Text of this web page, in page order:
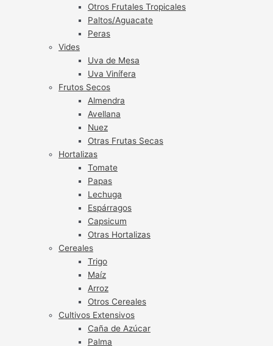
Otros Frutales Tropicales
Paltos/Aguacate
Peras
Vides
Uva de Mesa
Uva Vinífera
Frutos Secos
Almendra
Avellana
Nuez
Otras Frutas Secas
Hortalizas
Tomate
Papas
Lechuga
Espárragos
Capsicum
Otras Hortalizas
Cereales
Trigo
Maíz
Arroz
Otros Cereales
Cultivos Extensivos
Caña de Azúcar
Palma